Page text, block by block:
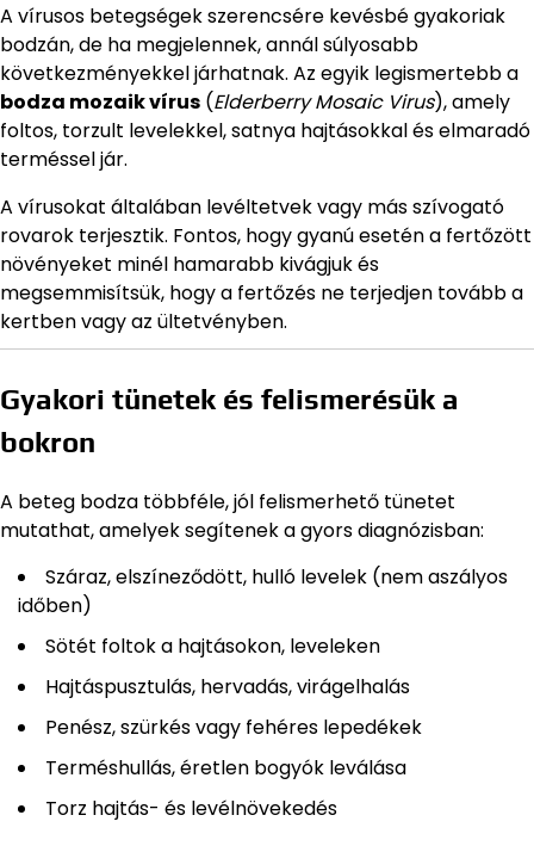
A vírusos betegségek szerencsére kevésbé gyakoriak
bodzán, de ha megjelennek, annál súlyosabb
következményekkel járhatnak. Az egyik legismertebb a
bodza mozaik vírus (Elderberry Mosaic Virus), amely
foltos, torzult levelekkel, satnya hajtásokkal és elmaradó
terméssel jár.
A vírusokat általában levéltetvek vagy más szívogató
rovarok terjesztik. Fontos, hogy gyanú esetén a fertőzött
növényeket minél hamarabb kivágjuk és
megsemmisítsük, hogy a fertőzés ne terjedjen tovább a
kertben vagy az ültetvényben.
Gyakori tünetek és felismerésük a
bokron
A beteg bodza többféle, jól felismerhető tünetet
mutathat, amelyek segítenek a gyors diagnózisban:
Száraz, elszíneződött, hulló levelek (nem aszályos
időben)
Sötét foltok a hajtásokon, leveleken
Hajtáspusztulás, hervadás, virágelhalás
Penész, szürkés vagy fehéres lepedékek
Terméshullás, éretlen bogyók leválása
Torz hajtás- és levélnövekedés